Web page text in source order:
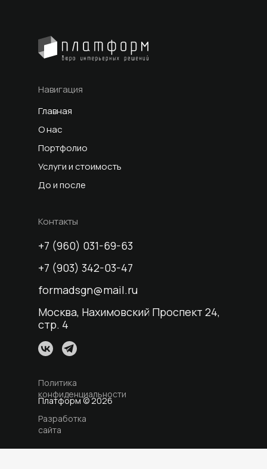
О нас
Главная
Портфолио
До и после
Москва, Нахимовский Проспект 24,
стр. 4
+7 (960) 031-69-63
+7 (903) 342-03-47
formadsgn@mail.ru
Услуги и стоимость
Политика
конфиденциальности
Разработка
сайта
Платформ © 2026
Навигация
Контакты